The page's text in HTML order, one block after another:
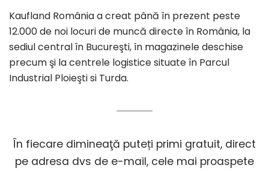
Kaufland România a creat până în prezent peste
12.000 de noi locuri de muncă directe în România, la
sediul central în Bucureşti, în magazinele deschise
precum şi la centrele logistice situate în Parcul
Industrial Ploieşti si Turda.
În fiecare dimineaţă puteți primi gratuit, direct
pe adresa dvs de e-mail, cele mai proaspete